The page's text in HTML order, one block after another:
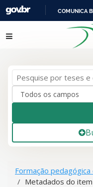
COMUNICA
Pular para o conteúdo
Formação pedagógica
Metadados do item